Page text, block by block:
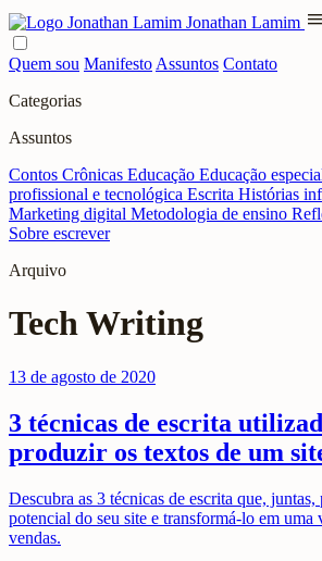
Jonathan Lamim menu
Quem sou Manifesto Assuntos Contato
Categorias
Assuntos
Contos Crônicas Educação Educação
profissional e tecnológica Escrita Histórias
Marketing digital Metodologia de ensino
Sobre escrever
Arquivo
Tech Writing
13 de agosto de 2020
3 técnicas de escrita
produzir os textos de um
Descubra as 3 técnicas de escrita que,
potencial do seu site e transformá-lo em uma
vendas.